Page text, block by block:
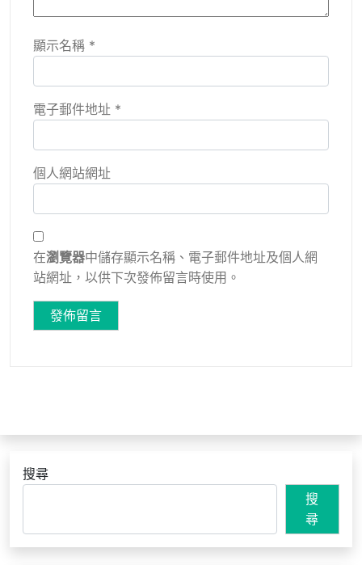
顯示名稱 *
電子郵件地址 *
個人網站網址
在瀏覽器中儲存顯示名稱、電子郵件地址及個人網
站網址，以供下次發佈留言時使用。
搜尋
搜
尋